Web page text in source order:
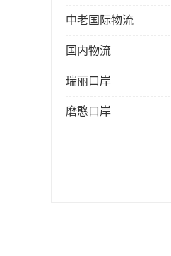
中老国际物流
国内物流
瑞丽口岸
磨憨口岸